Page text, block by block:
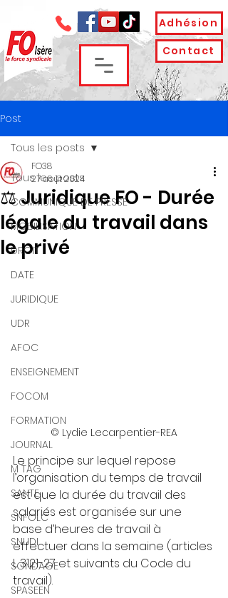
Adhésion
Contact
Post
Tous les posts
COMMUNIQUE DE PRESSE
MOBILISATION
DROIT
DATE
JURIDIQUE
UDR
AFOC
ENSEIGNEMENT
FOCOM
FORMATION
JOURNAL
M TAG
SANTE
SNFOLC
SNUDI
SONDAGE
SPASEEN
Tous les posts
⚖ Juridique FO - Durée
légale du travail dans
le privé
FO38
27 août 2024
© Lydie Lecarpentier-REA
Le principe sur lequel repose
l’organisation du temps de travail
est que la durée du travail des
salariés est organisée sur une
base d’heures de travail à
effectuer dans la semaine (articles
L 3121-27 et suivants du Code du
travail).